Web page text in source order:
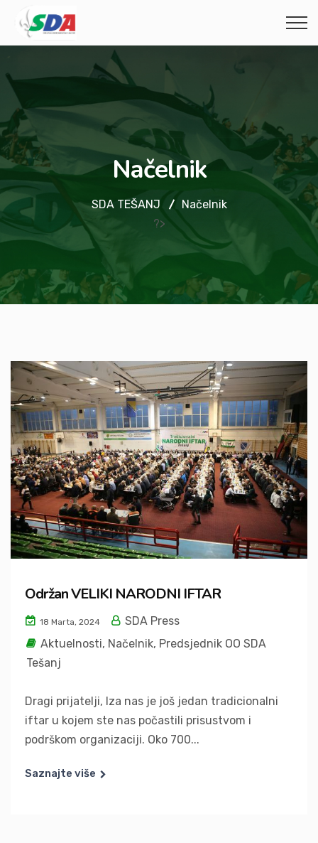
Načelnik
SDA TEŠANJ
Načelnik
?>
Održan VELIKI NARODNI IFTAR
18 Marta, 2024
SDA Press
Aktuelnosti, Načelnik, Predsjednik OO SDA
Tešanj
Dragi prijatelji, Iza nas je još jedan tradicionalni
iftar u kojem ste nas počastili prisustvom i
podrškom organizaciji. Oko 700...
Saznajte više